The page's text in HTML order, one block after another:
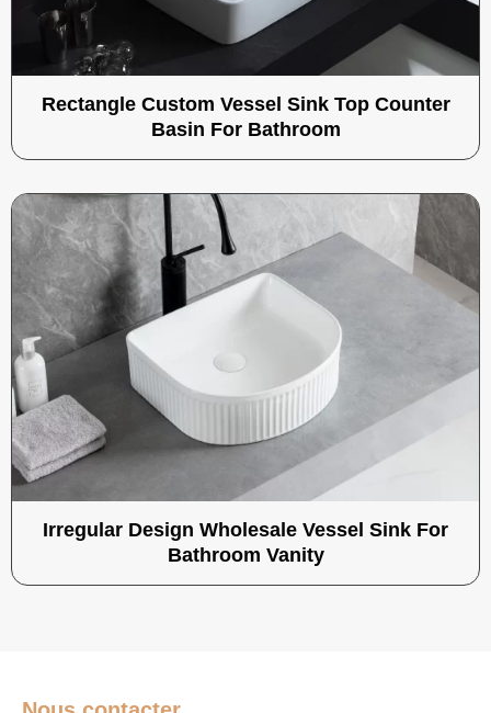
Rectangle Custom Vessel Sink Top Counter
Basin For Bathroom
Irregular Design Wholesale Vessel Sink For
Bathroom Vanity